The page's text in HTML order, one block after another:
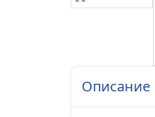
Описание